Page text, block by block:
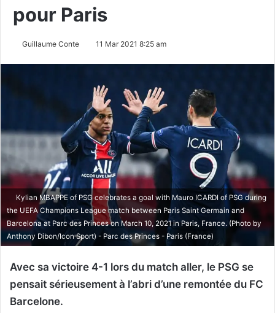
pour Paris
Guillaume Conte 11 Mar 2021 8:25 am
Kylian MBAPPE of PSG celebrates a goal with Mauro ICARDI of PSG during
the UEFA Champions League match between Paris Saint Germain and
Barcelona at Parc des Princes on March 10, 2021 in Paris, France. (Photo by
Anthony Dibon/Icon Sport) - Parc des Princes - Paris (France)
Avec sa victoire 4-1 lors du match aller, le PSG se
pensait sérieusement à l’abri d’une remontée du FC
Barcelone.